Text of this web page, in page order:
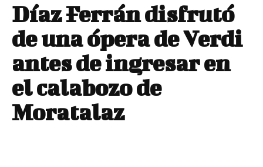
Díaz Ferrán disfrutó
de una ópera de Verdi
antes de ingresar en
el calabozo de
Moratalaz